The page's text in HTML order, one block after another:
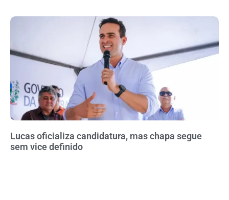
Lucas oficializa candidatura, mas chapa segue
sem vice definido